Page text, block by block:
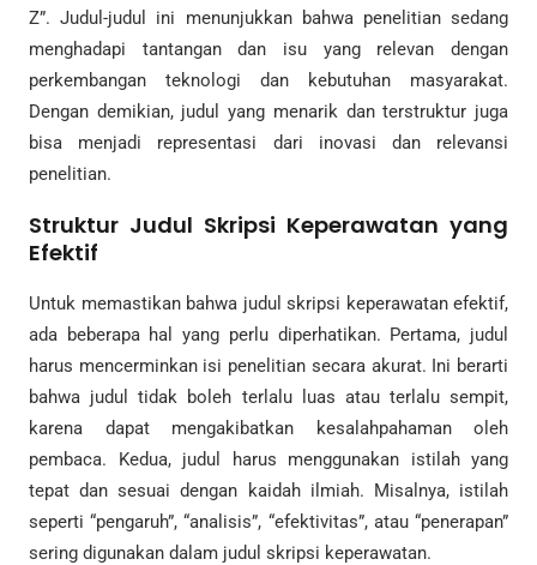
Z”. Judul-judul ini menunjukkan bahwa penelitian sedang
menghadapi tantangan dan isu yang relevan dengan
perkembangan teknologi dan kebutuhan masyarakat.
Dengan demikian, judul yang menarik dan terstruktur juga
bisa menjadi representasi dari inovasi dan relevansi
penelitian.
Struktur Judul Skripsi Keperawatan yang
Efektif
Untuk memastikan bahwa judul skripsi keperawatan efektif,
ada beberapa hal yang perlu diperhatikan. Pertama, judul
harus mencerminkan isi penelitian secara akurat. Ini berarti
bahwa judul tidak boleh terlalu luas atau terlalu sempit,
karena dapat mengakibatkan kesalahpahaman oleh
pembaca. Kedua, judul harus menggunakan istilah yang
tepat dan sesuai dengan kaidah ilmiah. Misalnya, istilah
seperti “pengaruh”, “analisis”, “efektivitas”, atau “penerapan”
sering digunakan dalam judul skripsi keperawatan.